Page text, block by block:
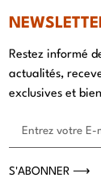
Restez informé
actualités,
exclusives et
S'ABONNER ⟶